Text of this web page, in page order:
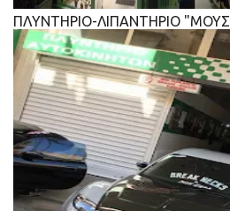
ΠΛΥΝΤΗΡΙΟ-ΛΙΠΑΝΤΗΡΙΟ